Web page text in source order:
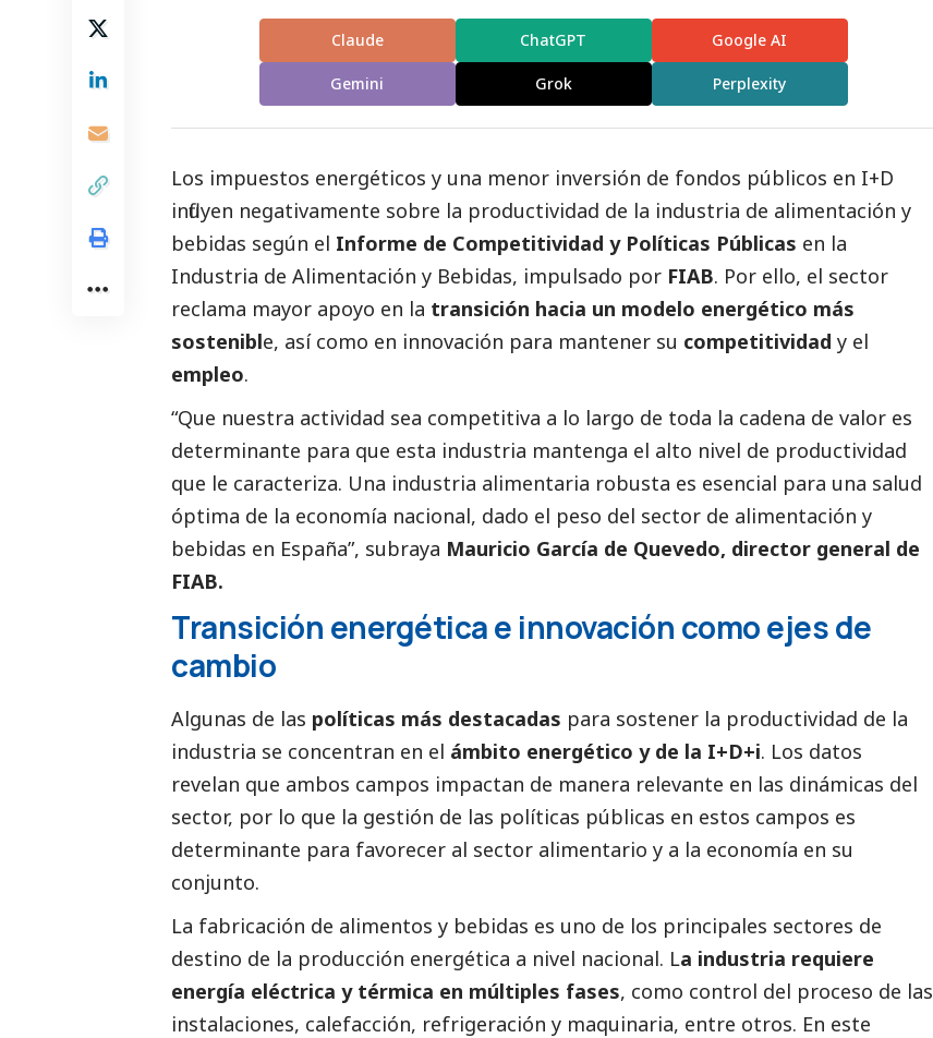
Claude ChatGPT Google AI
Gemini Grok Perplexity
Los impuestos energéticos y una menor inversión de fondos públicos en I+D
influyen negativamente sobre la productividad de la industria de alimentación y
bebidas según el Informe de Competitividad y Políticas Públicas en la
Industria de Alimentación y Bebidas, impulsado por FIAB. Por ello, el sector
reclama mayor apoyo en la transición hacia un modelo energético más
sostenible, así como en innovación para mantener su competitividad y el
empleo.
“Que nuestra actividad sea competitiva a lo largo de toda la cadena de valor es
determinante para que esta industria mantenga el alto nivel de productividad
que le caracteriza. Una industria alimentaria robusta es esencial para una salud
óptima de la economía nacional, dado el peso del sector de alimentación y
bebidas en España”, subraya Mauricio García de Quevedo, director general de
FIAB.
Transición energética e innovación como ejes de
cambio
Algunas de las políticas más destacadas para sostener la productividad de la
industria se concentran en el ámbito energético y de la I+D+i. Los datos
revelan que ambos campos impactan de manera relevante en las dinámicas del
sector, por lo que la gestión de las políticas públicas en estos campos es
determinante para favorecer al sector alimentario y a la economía en su
conjunto.
La fabricación de alimentos y bebidas es uno de los principales sectores de
destino de la producción energética a nivel nacional. La industria requiere
energía eléctrica y térmica en múltiples fases, como control del proceso de las
instalaciones, calefacción, refrigeración y maquinaria, entre otros. En este